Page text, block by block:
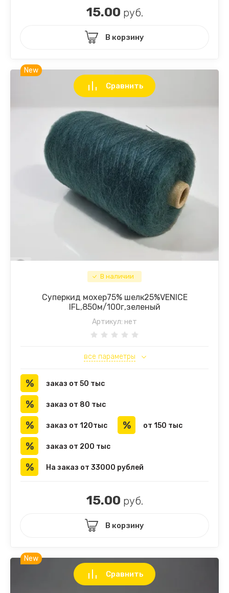
15.00 руб.
В корзину
New
В наличии
Суперкид мохер75% шелк25%VENICE
IFL,850м/100г,зеленый
Артикул: нет
все параметры
Сравнить
заказ от 50 тыс
заказ от 80 тыс
заказ от 120тыс от 150 тыс
заказ от 200 тыс
На заказ от 33000 рублей
15.00 руб.
В корзину
New
Сравнить